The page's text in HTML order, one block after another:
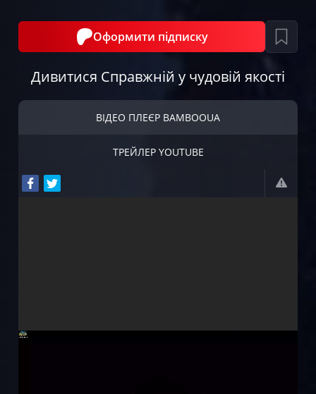
Оформити підписку
Дивитися Справжній у чудовій якості
ВІДЕО ПЛЕЄР BAMBOOUA
ТРЕЙЛЕР YOUTUBE